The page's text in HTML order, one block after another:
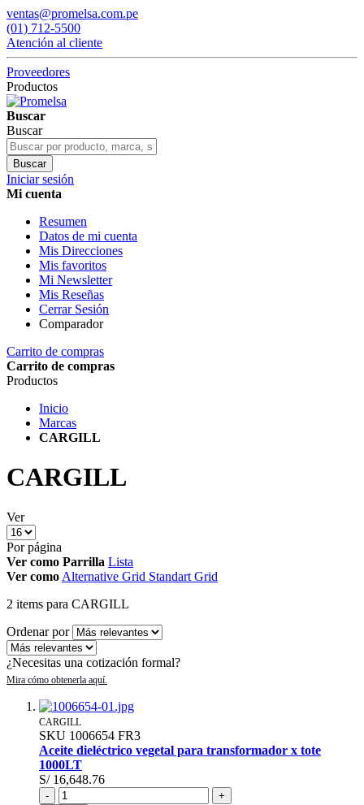
ventas@promelsa.com.pe
(01) 712-5500
Atención al cliente
Proveedores
Productos
Buscar
Buscar
Buscar
Iniciar sesión
Mi cuenta
Resumen
Datos de mi cuenta
Mis Direcciones
Mis favoritos
Mi Newsletter
Mis Reseñas
Cerrar Sesión
Comparador
Carrito de compras
Carrito de compras
Productos
Inicio
Marcas
CARGILL
CARGILL
Ver
Por página
Ver como Parrilla Lista
Ver como Alternative Grid Standart Grid
2 items para CARGILL
Ordenar por
¿Necesitas una cotización formal?
CARGILL
SKU 1006654 FR3
Aceite dieléctrico vegetal para transformador x tote
1000LT
S/ 16,648.76
-
+